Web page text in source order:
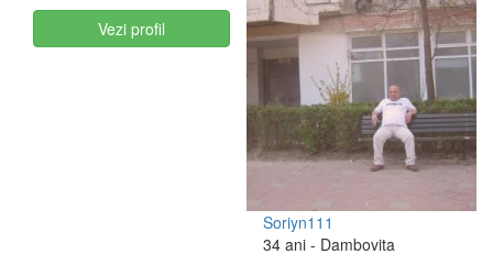
Vezi profil
Soriyn111
34 ani - Dambovita